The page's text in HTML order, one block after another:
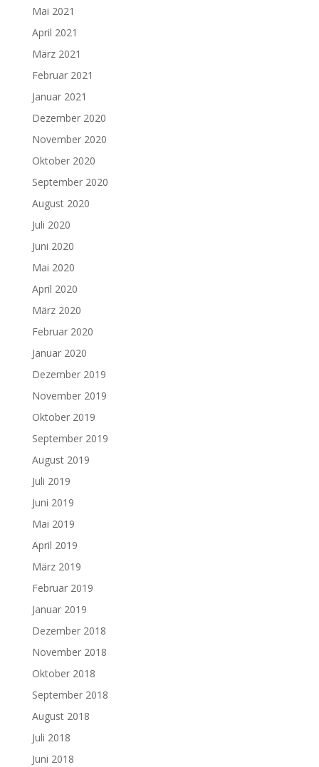
Mai 2021
April 2021
März 2021
Februar 2021
Januar 2021
Dezember 2020
November 2020
Oktober 2020
September 2020
August 2020
Juli 2020
Juni 2020
Mai 2020
April 2020
März 2020
Februar 2020
Januar 2020
Dezember 2019
November 2019
Oktober 2019
September 2019
August 2019
Juli 2019
Juni 2019
Mai 2019
April 2019
März 2019
Februar 2019
Januar 2019
Dezember 2018
November 2018
Oktober 2018
September 2018
August 2018
Juli 2018
Juni 2018